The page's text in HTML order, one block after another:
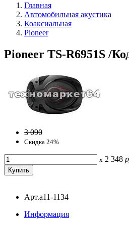
Главная
Автомобильная акустика
Коаксиальная
Pioneer
Pioneer TS-R6951S /
3 090
Скидка 24%
x 2 348
Арт.a11-1134
Информация